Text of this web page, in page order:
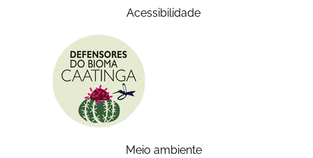
Acessibilidade
Meio ambiente